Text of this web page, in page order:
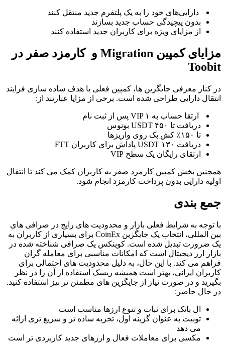
دارایی‌های خود را به یک پلتفرم جدید منتقل کنند
بدون پیچیدگی حساب جدید بسازند
از مزایای ویژه برای کاربران جدید استفاده کنند
مزایای کمپین Migration و کارمزد صفر در
کنار معرفی جایگزین ها، کمپین فعلی با هدف ساده سازی فرایند
دارایی طراحی شده است. برخی از مزایا عبارتند از:
ارتقا حساب به VIP ۱ پس از ثبت نام
دریافت تا ۴۵۰ USDT بونوس
تا ۱۵۰٪ کش بک روی واریزها
دریافت ۱۳۰ USDT پاداش برای کاربران FTT
ارتقای رایگان یک سطح VIP
بخش کمپین کارمزد صفر به کاربران کمک می کند تا انتقال
دارایی بدون پرداخت کارمزد انجام شود.
بندی
توجه به شرایط فعلی بازار و محدودیت های رایج در صرافی های
بین المللی، انتخاب یک جایگزین CoinEx برای بسیاری از کاربران به
ضرورت تبدیل شده است. کوینکس یک صرافی شناخته شده در
ارز دیجیتال است که امکانات مناسبی برای معامله گران
می کند. با این حال، به دلیل محدودیت های احتمالی برای
ایرانی، بهتر است همیشه ریسک استفاده از آن را در نظر
و در صورت نیاز از جایگزین های مطمئن تر نیز استفاده کنید.
حال حاضر:
ال بانک برای ثبات و تنوع ارزها مناسب است
توبیت به عنوان گزینه اول، تجربه ساده تر و سریع تری ارائه
می دهد
مکسی برای معاملات فعال و ارزهای جدید کاربردی تر است